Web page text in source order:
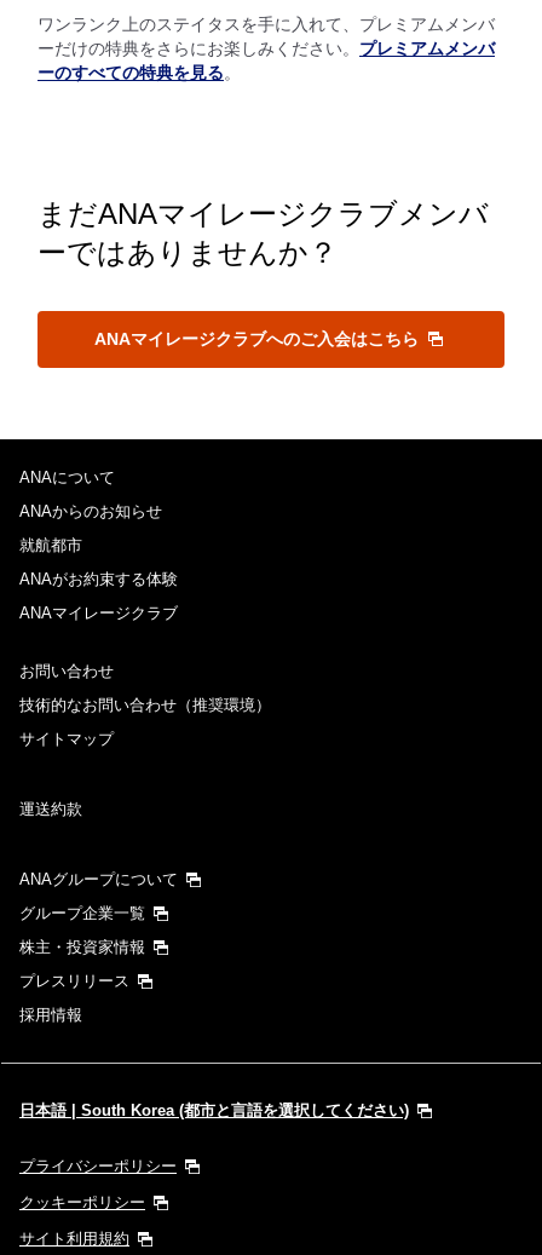
ワンランク上のステイタスを手に入れて、プレミアムメンバ
ーだけの特典をさらにお楽しみください。 プレミアムメンバ
ーのすべての特典を見る。
まだANAマイレージクラブメンバ
ーではありませんか？
ANAマイレージクラブへのご入会はこちら
ANAについて
ANAからのお知らせ
就航都市
ANAがお約束する体験
ANAマイレージクラブ
お問い合わせ
技術的なお問い合わせ（推奨環境）
サイトマップ
運送約款
ANAグループについて
グループ企業一覧
株主・投資家情報
プレスリリース
採用情報
日本語 | South Korea (都市と言語を選択してください)
プライバシーポリシー
クッキーポリシー
サイト利用規約